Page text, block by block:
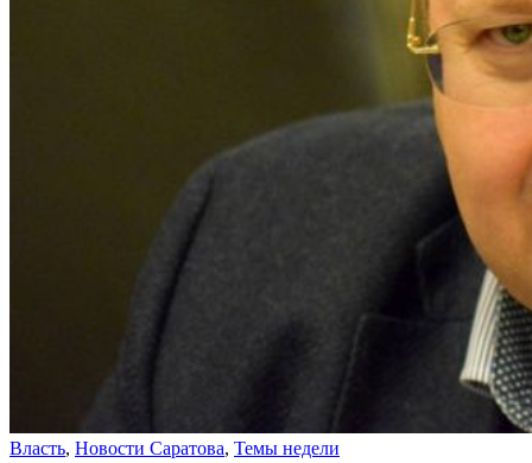
Власть, Новости Саратова, Темы недели